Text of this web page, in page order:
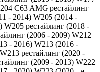
C63 AMG рестайлинг
- 2014) W205 (2014 -
W205 рестайлинг (2018 -
(2006 - 2009) W212
- 2016) W213 (2016 -
W213 рестайлинг (2020 -
(2009 - 2013) W222